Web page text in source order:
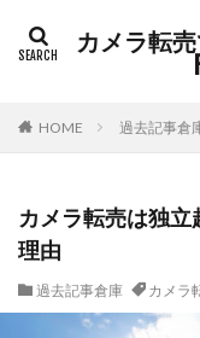
カメラ転
HOME 過去記事倉
カメラ転売は独
理由
過去記事倉庫 カメラ